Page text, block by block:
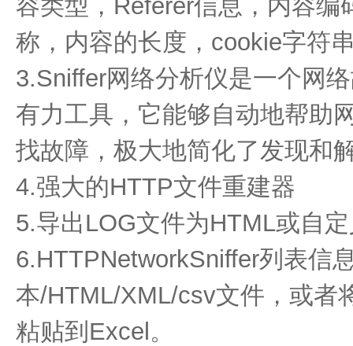
容类型，Referer信息，内容编
称，内容的长度，cookie字符
3.Sniffer网络分析仪是一个网
有力工具，它能够自动地帮助
找故障，极大地简化了发现和
4.强大的HTTP文件重建器
5.导出LOG文件为HTML或自
6.HTTPNetworkSniffer列表信
本/HTML/XML/csv文件，或者
粘贴到Excel。